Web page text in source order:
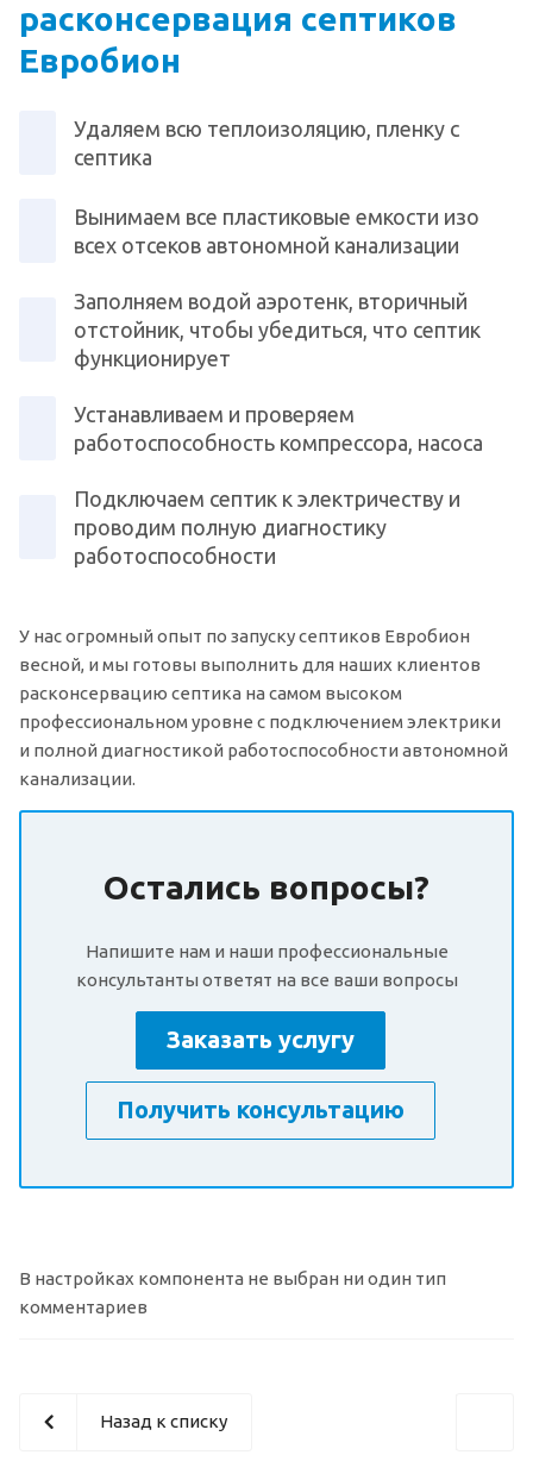
расконсервация септиков
Евробион
Удаляем всю теплоизоляцию, пленку с
септика
Вынимаем все пластиковые емкости изо
всех отсеков автономной канализации
Заполняем водой аэротенк, вторичный
отстойник, чтобы убедиться, что септик
функционирует
Устанавливаем и проверяем
работоспособность компрессора, насоса
Подключаем септик к электричеству и
проводим полную диагностику
работоспособности
У нас огромный опыт по запуску септиков Евробион
весной, и мы готовы выполнить для наших клиентов
расконсервацию септика на самом высоком
профессиональном уровне с подключением электрики
и полной диагностикой работоспособности автономной
канализации.
Остались вопросы?
Напишите нам и наши профессиональные
консультанты ответят на все ваши вопросы
Заказать услугу
Получить консультацию
В настройках компонента не выбран ни один тип
комментариев
Назад к списку